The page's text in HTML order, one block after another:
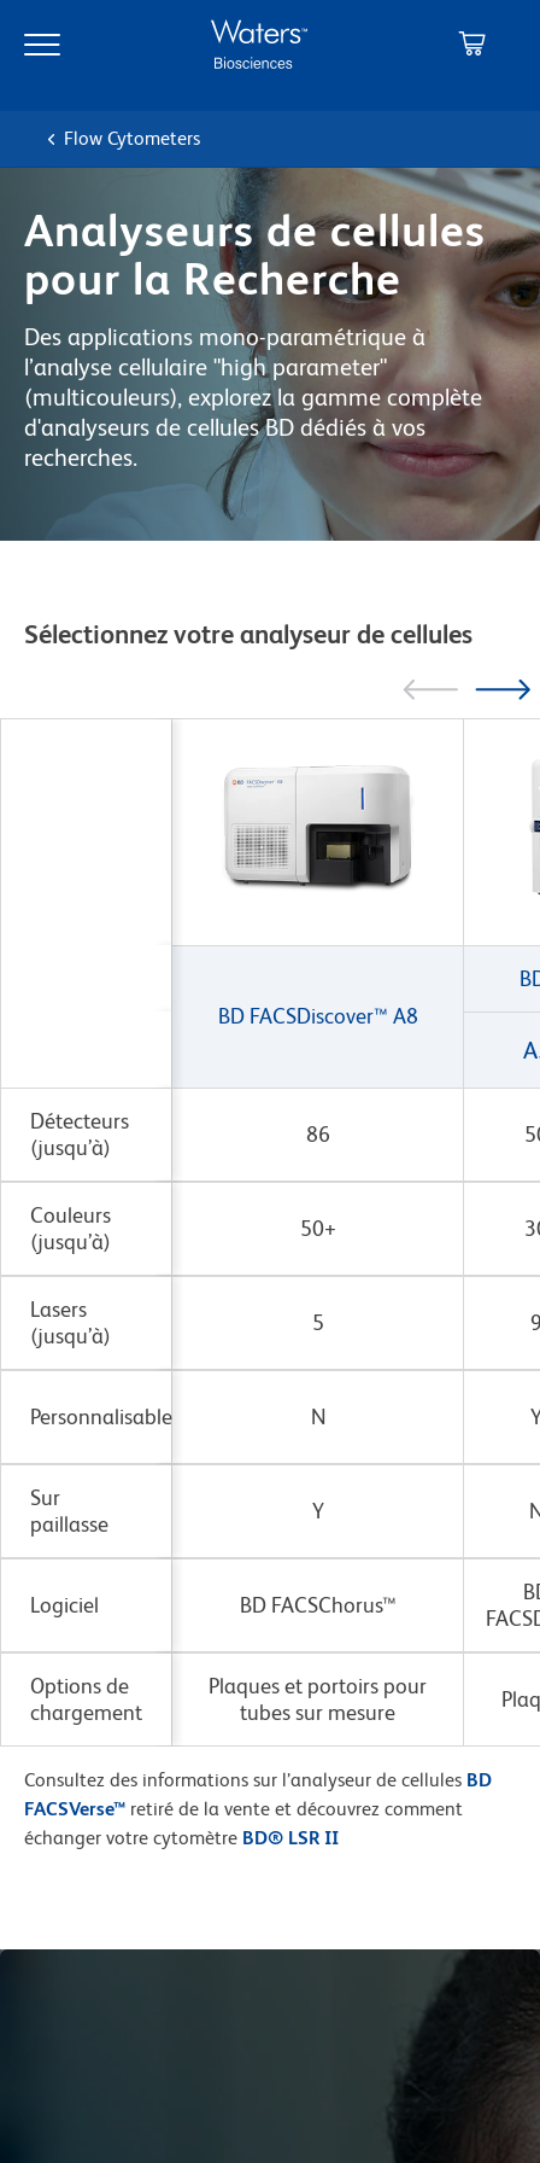
main
navigation
Flow Cytometers
Analyseurs de cellules
pour la Recherche
Des applications mono-paramétrique à
l’analyse cellulaire "high parameter"
(multicouleurs), explorez la gamme complète
d'analyseurs de cellules BD dédiés à vos
recherches.
Sélectionnez votre analyseur de cellules
BD FACSDiscover™ A8
Détecteurs
(jusqu’à)
86
Couleurs
(jusqu’à)
50+
Lasers
(jusqu’à)
5
Personnalisable N
Sur
paillasse
Y
Logiciel BD FACSChorus™
Options de
chargement
Plaques et portoirs pour
tubes sur mesure
Consultez des informations sur l’analyseur de cellules BD
FACSVerse™ retiré de la vente et découvrez comment
échanger votre cytomètre BD® LSR II